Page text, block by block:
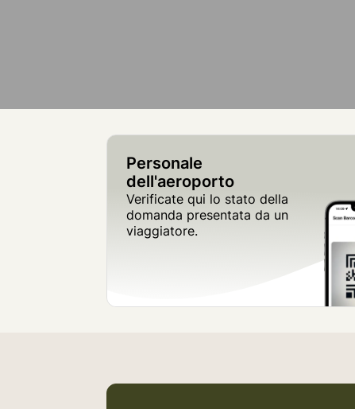
Personale
dell'aeroporto
Verificate qui lo stato della
domanda presentata da un
viaggiatore.